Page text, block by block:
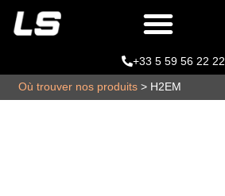
+33 5 59 56 22 22
Où trouver nos produits > H2EM